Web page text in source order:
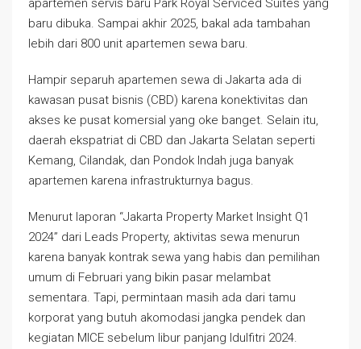
apartemen servis baru Park Royal Serviced Suites yang
baru dibuka. Sampai akhir 2025, bakal ada tambahan
lebih dari 800 unit apartemen sewa baru.
Hampir separuh apartemen sewa di Jakarta ada di
kawasan pusat bisnis (CBD) karena konektivitas dan
akses ke pusat komersial yang oke banget. Selain itu,
daerah ekspatriat di CBD dan Jakarta Selatan seperti
Kemang, Cilandak, dan Pondok Indah juga banyak
apartemen karena infrastrukturnya bagus.
Menurut laporan “Jakarta Property Market Insight Q1
2024” dari Leads Property, aktivitas sewa menurun
karena banyak kontrak sewa yang habis dan pemilihan
umum di Februari yang bikin pasar melambat
sementara. Tapi, permintaan masih ada dari tamu
korporat yang butuh akomodasi jangka pendek dan
kegiatan MICE sebelum libur panjang Idulfitri 2024.